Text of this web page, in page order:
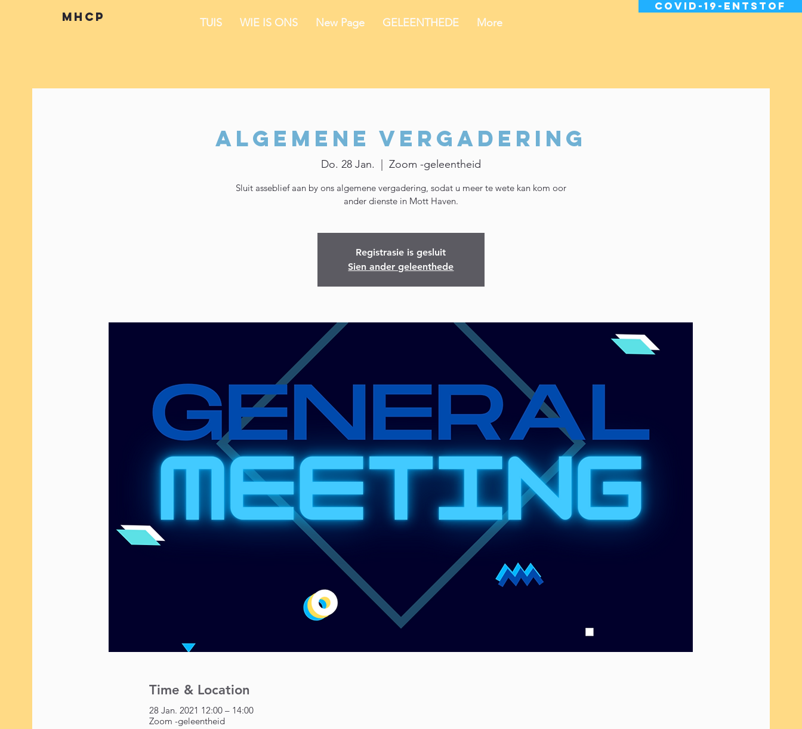
mhcp
Covid-19-entstof
TUIS
WIE IS ONS New Page GELEENTHEDE More
Algemene vergadering
Do. 28 Jan. Zoom -geleentheid
Sluit asseblief aan by ons algemene vergadering, sodat u meer te wete kan kom oor
ander dienste in Mott Haven.
Registrasie is gesluit
Sien ander geleenthede
Time & Location
28 Jan. 2021 12:00 – 14:00
Zoom -geleentheid